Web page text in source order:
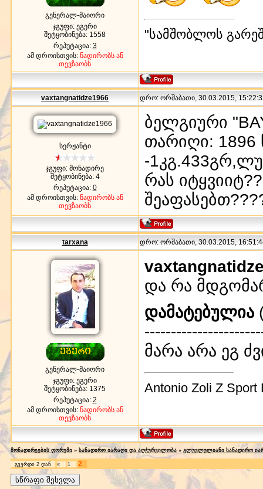
გენერალ-მაიორი
ჯგუფი: ეგერი
შეტყობინება: 1558
რეპუტაცია: 3
ამ დროისთვის: ნადირობს ან
თევზაობს
"სამშობლოს
vaxtangnatidze1966 დრო: ორშაბათი, 30.03.2015,
სერჟანტი
ჯგუფი: მონადირე
შეტყობინება: 4
რეპუტაცია: 0
ამ დროისთვის: ნადირობს ან
თევზაობს
ბელგიური
თარიღი:
-
რას
tarxana დრო: ორშაბათი, 30.03.2015,
გენერალ-მაიორი
ჯგუფი: ეგერი
შეტყობინება: 1375
რეპუტაცია: 2
ამ დროისთვის: ნადირობს ან
თევზაობს
და რა
დამატებულია
მარა არა ეგ
Antonio Zoli Z Sport
მონადირეების ფორუმი » სანადირო იარაღი და აღჭურვილობა » გლუვლულიანი სანადირო
გვერდი 2 დან « 1 2